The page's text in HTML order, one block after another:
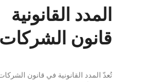
المدد القانونية
قانون الشركات
تُعدّ المدد القانونية في قانون